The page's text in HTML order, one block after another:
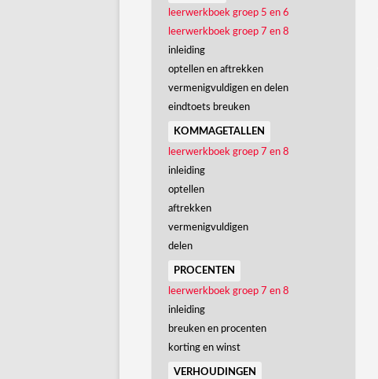
leerwerkboek groep 5 en 6
leerwerkboek groep 7 en 8
inleiding
optellen en aftrekken
vermenigvuldigen en delen
eindtoets breuken
kommagetallen
leerwerkboek groep 7 en 8
inleiding
optellen
aftrekken
vermenigvuldigen
delen
procenten
leerwerkboek groep 7 en 8
inleiding
breuken en procenten
korting en winst
verhoudingen